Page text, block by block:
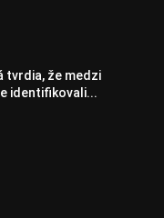
tvrdia, že medzi
identifikovali...